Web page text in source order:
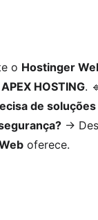
o Hostinger
APEX HOSTING.
de
→
oferece.